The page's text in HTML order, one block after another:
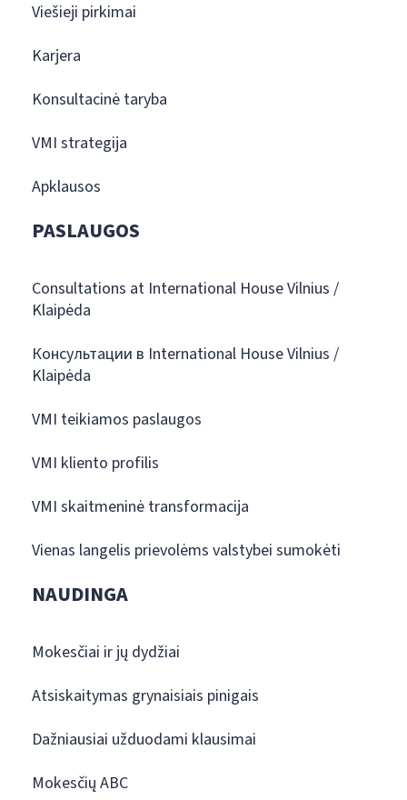
Viešieji pirkimai
Karjera
Konsultacinė taryba
VMI strategija
Apklausos
PASLAUGOS
Consultations at International House Vilnius /
Klaipėda
Консультации в International House Vilnius /
Klaipėda
VMI teikiamos paslaugos
VMI kliento profilis
VMI skaitmeninė transformacija
Vienas langelis prievolėms valstybei sumokėti
NAUDINGA
Mokesčiai ir jų dydžiai
Atsiskaitymas grynaisiais pinigais
Dažniausiai užduodami klausimai
Mokesčių ABC